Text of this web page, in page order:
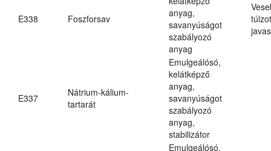
E338 Foszforsav
anyag,
savanyúságot
szabályozó
anyag
E337
Nátrium-kálium-
tartarát
Emulgeálósó,
kelátképző
anyag,
savanyúságot
szabályozó
anyag,
stabilizátor
Emulgeálósó,